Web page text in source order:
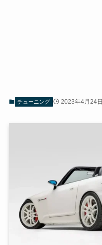
チューニング 2023年4月24日